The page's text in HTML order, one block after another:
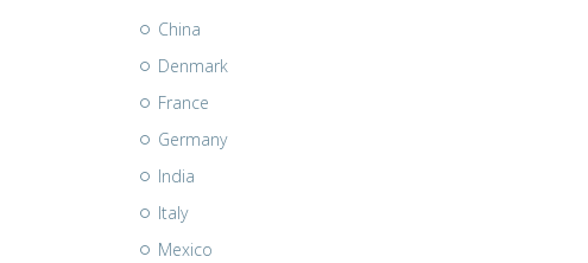
China
Denmark
France
Germany
India
Italy
Mexico